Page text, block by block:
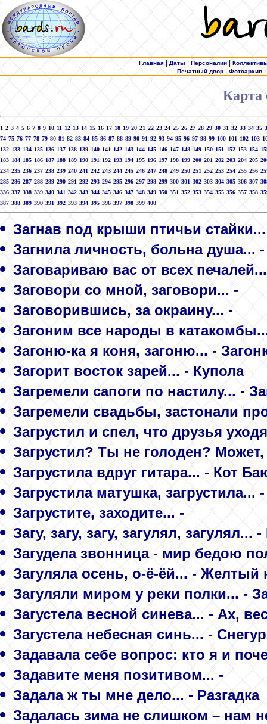
Главная| Даты Персоналии|
Печатный двор| Фотоархив
Карта
1 2 3 4 5 6 7 8 9 10 11 12 13 14 15 16 17 18 19 20 21 22 23 24 25 26 27 28 29 30 31 32 33 34 35
74 75 76 77 78 79 80 81 82 83 84 85 86 87 88 89 90 91 92 93 94 95 96 97 98 99 100 101 102 103
132 133 134 135 136 137 138 139 140 141 142 143 144 145 146 147 148 149 150 151 152 153 154
183 184 185 186 187 188 189 190 191 192 193 194 195 196 197 198 199 200 201 202 203 204 205
234 235 236 237 238 239 240 241 242 243 244 245 246 247 248 249 250 251 252 253 254 255 256
285 286 287 288 289 290 291 292 293 294 295 296 297 298 299 300 301 302 303 304 305 306 307
336 337 338 339 340 341 342 343 344 345 346 347 348 349 350 351 352 353 354 355 356 357 358
387 388 389 390 391 392 393 394 395 396 397 398 399 400
Загнав под крыши птичьи
Загнила личность, больна душа...
Заговариваю вас от всех
Заговори со мной, заговори... -
Заговорившись, за окраину... -
Загоним все народы в
Загоню-ка я коня, загоню... -
Загорит восток зарей... - Купола
Загремели сапоги по настилу... -
Загремели свадьбы, застонали
Загрустил и спел, что друзья
Загрустил? Ты не голоден?
Загрустила вдруг гитара... - Кот
Загрустила матушка, загрустила... -
Загрустите, заходите... -
Загу, загу, загу, загулял,
Загудела звонница - мир бедою
Загуляла осень, о-ё-ёй... - Желтый
Загуляли миром у реки полки... -
Загустела весной синева... - Ах,
Загустела небесная синь... -
Задавала себе вопрос: кто я и
Задавите меня позитивом... -
Задала ж ты мне дело... - Разгадка
Задалась зима не слишком – нам